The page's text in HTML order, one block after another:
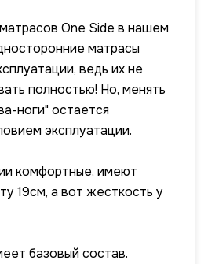
One Side в нашем
матрасы
ведь их не
полностью! Но, менять
ноги" остается
эксплуатации.
комфортные, имеют
19см, а вот жесткость у
базовый состав.